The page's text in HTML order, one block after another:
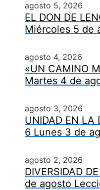
agosto 5, 2026
EL DON DE
Miércoles 5 de
agosto 4, 2026
«UN CAMINO
Martes 4 de
agosto 3, 2026
UNIDAD EN LA
6 Lunes 3 de
agosto 2, 2026
DIVERSIDAD
de agosto